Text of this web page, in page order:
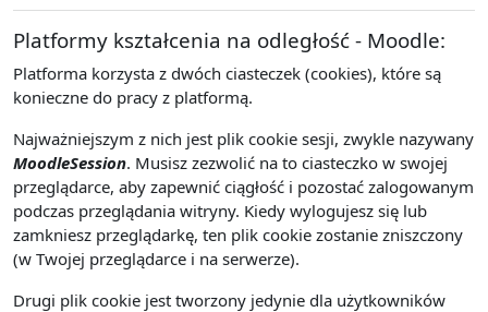
Platformy kształcenia na odległość - Moodle:
Platforma korzysta z dwóch ciasteczek (cookies), które są
konieczne do pracy z platformą.
Najważniejszym z nich jest plik cookie sesji, zwykle nazywany
MoodleSession. Musisz zezwolić na to ciasteczko w swojej
przeglądarce, aby zapewnić ciągłość i pozostać zalogowanym
podczas przeglądania witryny. Kiedy wylogujesz się lub
zamkniesz przeglądarkę, ten plik cookie zostanie zniszczony
(w Twojej przeglądarce i na serwerze).
Drugi plik cookie jest tworzony jedynie dla użytkowników